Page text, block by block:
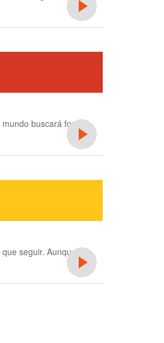
buscará formas
seguir. Aunque las